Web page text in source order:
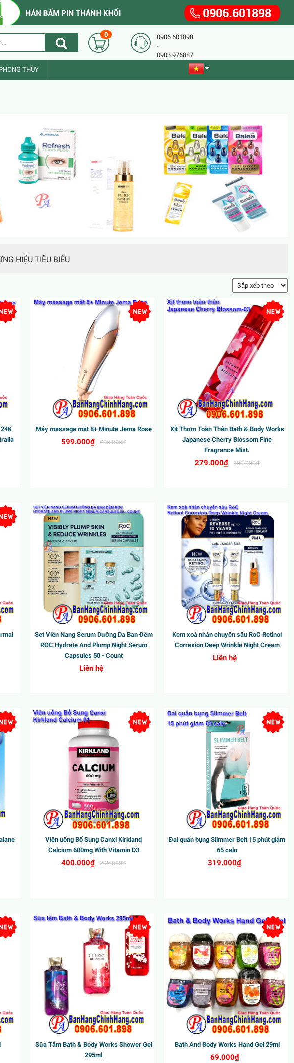
0
0906.601898
-
0903.976887
THỦY
HIỆU TIÊU BIỂU
Máy massage mắt 8+ Minute Jema Rose
599.000₫ 700.000₫
Xịt Thơm Toàn Thân Bath & Body Works
Japanese Cherry Blossom Fine
Fragrance Mist.
279.000₫ 300.000₫
Set Viên Nang Serum Dưỡng Da Ban Đêm
ROC Hydrate And Plump Night Serum
Capsules 50 - Count
Liên hệ
Kem xoá nhăn chuyên sâu RoC Retinol
Correxion Deep Wrinkle Night Cream
Liên hệ
Viên uống Bổ Sung Canxi Kirkland
Calcium 600mg With Vitamin D3
400.000₫ 299.000₫
Đai quấn bụng Slimmer Belt 15 phút giảm
65 calo
319.000₫
Sữa Tắm Bath & Body Works Shower Gel
295ml
Bath And Body Works Hand Gel 29ml
69.000₫